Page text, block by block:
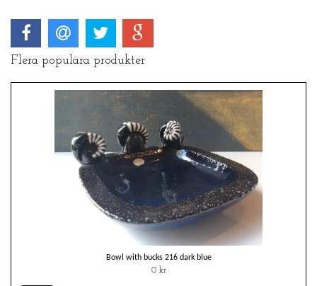
Flera populära produkter
Bowl with bucks 216 dark blue
0 kr